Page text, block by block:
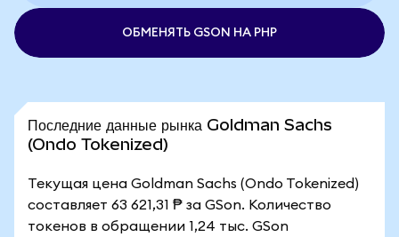
ОБМЕНЯТЬ GSON НА PHP
Последние данные рынка Goldman Sachs
(Ondo Tokenized)
Текущая цена Goldman Sachs (Ondo Tokenized)
составляет 63 621,31 ₱ за GSon. Количество
токенов в обращении 1,24 тыс. GSon